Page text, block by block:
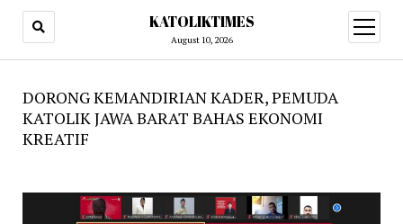
KATOLIKTIMES
August 10, 2026
open
menu
DORONG KEMANDIRIAN KADER, PEMUDA
KATOLIK JAWA BARAT BAHAS EKONOMI
KREATIF